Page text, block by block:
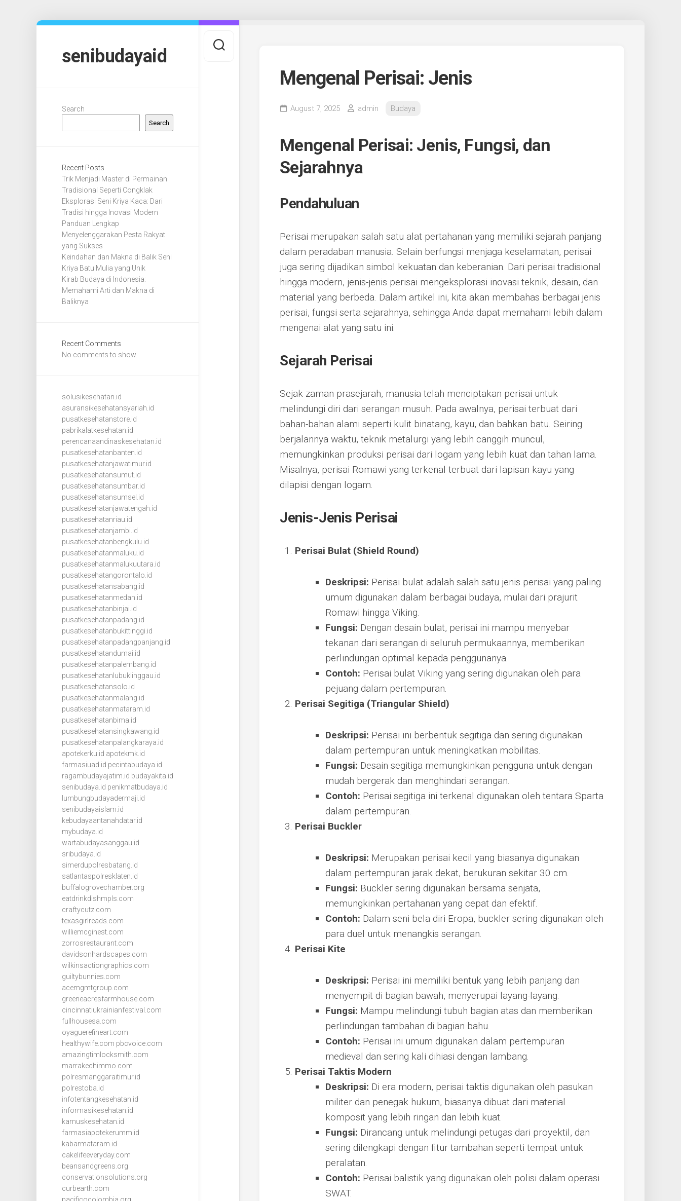
senibudayaid
Search
Search
Recent Posts
Trik Menjadi Master di Permainan
Tradisional Seperti Congklak
Eksplorasi Seni Kriya Kaca: Dari
Tradisi hingga Inovasi Modern
Panduan Lengkap
Menyelenggarakan Pesta Rakyat
yang Sukses
Keindahan dan Makna di Balik Seni
Kriya Batu Mulia yang Unik
Kirab Budaya di Indonesia:
Memahami Arti dan Makna di
Baliknya
Recent Comments
No comments to show.
solusikesehatan.id
asuransikesehatansyariah.id
pusatkesehatanstore.id
pabrikalatkesehatan.id
perencanaandinaskesehatan.id
pusatkesehatanbanten.id
pusatkesehatanjawatimur.id
pusatkesehatansumut.id
pusatkesehatansumbar.id
pusatkesehatansumsel.id
pusatkesehatanjawatengah.id
pusatkesehatanriau.id
pusatkesehatanjambi.id
pusatkesehatanbengkulu.id
pusatkesehatanmaluku.id
pusatkesehatanmalukuutara.id
pusatkesehatangorontalo.id
pusatkesehatansabang.id
pusatkesehatanmedan.id
pusatkesehatanbinjai.id
pusatkesehatanpadang.id
pusatkesehatanbukittinggi.id
pusatkesehatanpadangpanjang.id
pusatkesehatandumai.id
pusatkesehatanpalembang.id
pusatkesehatanlubuklinggau.id
pusatkesehatansolo.id
pusatkesehatanmalang.id
pusatkesehatanmataram.id
pusatkesehatanbima.id
pusatkesehatansingkawang.id
pusatkesehatanpalangkaraya.id
apotekerku.id apotekmk.id
farmasiuad.id pecintabudaya.id
ragambudayajatim.id budayakita.id
senibudaya.id penikmatbudaya.id
lumbungbudayadermaji.id
senibudayaislam.id
kebudayaantanahdatar.id
mybudaya.id
wartabudayasanggau.id
sribudaya.id
simerdupolresbatang.id
satlantaspolresklaten.id
buffalogrovechamber.org
eatdrinkdishmpls.com
craftycutz.com
texasgirlreads.com
williemcginest.com
zorrosrestaurant.com
davidsonhardscapes.com
wilkinsactiongraphics.com
guiltybunnies.com
acemgmtgroup.com
greeneacresfarmhouse.com
cincinnatiukrainianfestival.com
fullhousesa.com
oyaguerefineart.com
healthywife.com pbcvoice.com
amazingtimlocksmith.com
marrakechimmo.com
polresmanggaraitimur.id
polrestoba.id
infotentangkesehatan.id
informasikesehatan.id
kamuskesehatan.id
farmasiapotekerumm.id
kabarmataram.id
cakelifeeveryday.com
beansandgreens.org
conservationsolutions.org
curbearth.com
Mengenal Perisai: Jenis
August 7, 2025 admin Budaya
Mengenal Perisai: Jenis, Fungsi, dan
Sejarahnya
Pendahuluan
Perisai merupakan salah satu alat pertahanan yang memiliki sejarah panjang
dalam peradaban manusia. Selain berfungsi menjaga keselamatan, perisai
juga sering dijadikan simbol kekuatan dan keberanian. Dari perisai tradisional
hingga modern, jenis-jenis perisai mengeksplorasi inovasi teknik, desain, dan
material yang berbeda. Dalam artikel ini, kita akan membahas berbagai jenis
perisai, fungsi serta sejarahnya, sehingga Anda dapat memahami lebih dalam
mengenai alat yang satu ini.
Sejarah Perisai
Sejak zaman prasejarah, manusia telah menciptakan perisai untuk
melindungi diri dari serangan musuh. Pada awalnya, perisai terbuat dari
bahan-bahan alami seperti kulit binatang, kayu, dan bahkan batu. Seiring
berjalannya waktu, teknik metalurgi yang lebih canggih muncul,
memungkinkan produksi perisai dari logam yang lebih kuat dan tahan lama.
Misalnya, perisai Romawi yang terkenal terbuat dari lapisan kayu yang
dilapisi dengan logam.
Jenis-Jenis Perisai
Perisai Bulat (Shield Round)
Deskripsi: Perisai bulat adalah salah satu jenis perisai yang paling
umum digunakan dalam berbagai budaya, mulai dari prajurit
Romawi hingga Viking.
Fungsi: Dengan desain bulat, perisai ini mampu menyebar
tekanan dari serangan di seluruh permukaannya, memberikan
perlindungan optimal kepada penggunanya.
Contoh: Perisai bulat Viking yang sering digunakan oleh para
pejuang dalam pertempuran.
Perisai Segitiga (Triangular Shield)
Deskripsi: Perisai ini berbentuk segitiga dan sering digunakan
dalam pertempuran untuk meningkatkan mobilitas.
Fungsi: Desain segitiga memungkinkan pengguna untuk dengan
mudah bergerak dan menghindari serangan.
Contoh: Perisai segitiga ini terkenal digunakan oleh tentara Sparta
dalam pertempuran.
Perisai Buckler
Deskripsi: Merupakan perisai kecil yang biasanya digunakan
dalam pertempuran jarak dekat, berukuran sekitar 30 cm.
Fungsi: Buckler sering digunakan bersama senjata,
memungkinkan pertahanan yang cepat dan efektif.
Contoh: Dalam seni bela diri Eropa, buckler sering digunakan oleh
para duel untuk menangkis serangan.
Perisai Kite
Deskripsi: Perisai ini memiliki bentuk yang lebih panjang dan
menyempit di bagian bawah, menyerupai layang-layang.
Fungsi: Mampu melindungi tubuh bagian atas dan memberikan
perlindungan tambahan di bagian bahu.
Contoh: Perisai ini umum digunakan dalam pertempuran
medieval dan sering kali dihiasi dengan lambang.
Perisai Taktis Modern
Deskripsi: Di era modern, perisai taktis digunakan oleh pasukan
militer dan penegak hukum, biasanya dibuat dari material
komposit yang lebih ringan dan lebih kuat.
Fungsi: Dirancang untuk melindungi petugas dari proyektil, dan
sering dilengkapi dengan fitur tambahan seperti tempat untuk
peralatan.
Contoh: Perisai balistik yang digunakan oleh polisi dalam operasi
SWAT.